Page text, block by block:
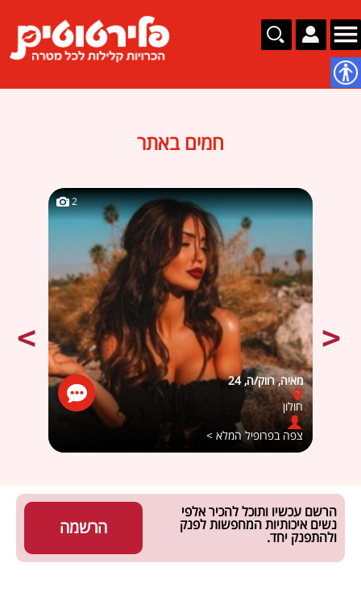
חמים באתר
2
מאיה, רווק/ה, 24
חולון
צפה בפרופיל המלא >
הרשמה
הרשם עכשיו ותוכל להכיר אלפי
נשים איכותיות המחפשות לפנק
ולהתפנק יחד.